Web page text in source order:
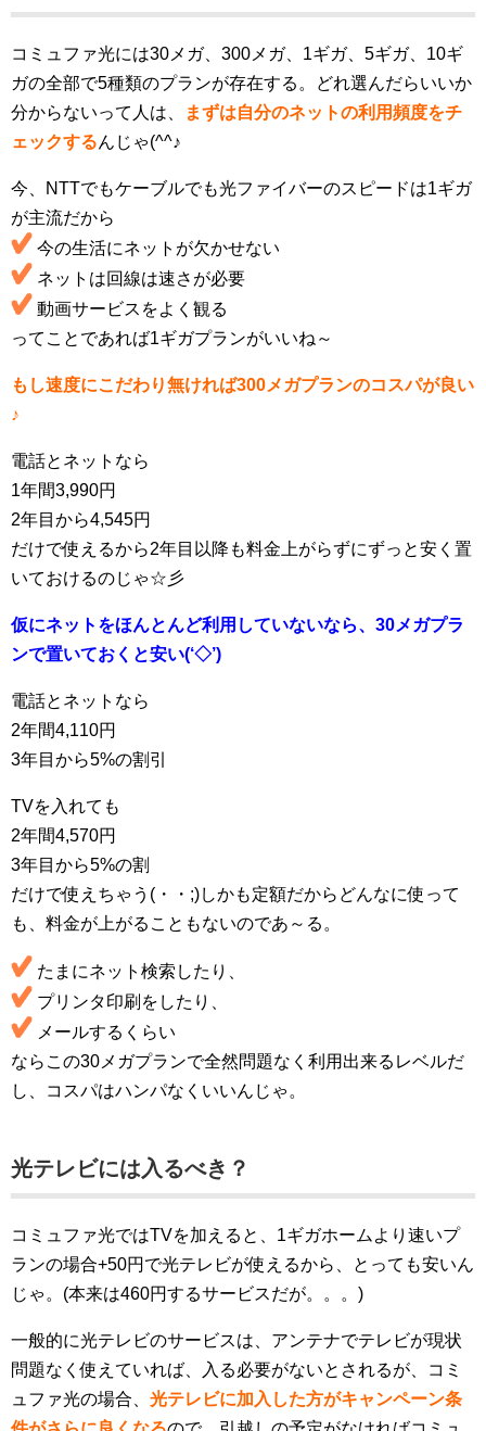
コミュファ光には30メガ、300メガ、1ギガ、5ギガ、10ギ
ガの全部で5種類のプランが存在する。
どれ選んだらいいか
分からないって人は、
まずは自分のネットの利用頻度をチ
ェックするんじゃ(^^♪
今、NTTでもケーブルでも光ファイバーのスピードは1ギガ
が主流だから
今の生活にネットが欠かせない
ネットは回線は速さが必要
動画サービスをよく観る
ってことであれば1ギガプランがいいね～
もし速度にこだわり無ければ300メガプランのコスパが良い
♪
電話とネットなら
1年間3,990円
2年目から4,545円
だけで使えるから2年目以降も料金上がらずにずっと安く置
いておけるのじゃ☆彡
仮にネットをほんとんど利用していないなら、30メガプラ
ンで置いておくと安い(‘◇’)ゞ
電話とネットなら
2年間4,110円
3年目から5%の割引
TVを入れても
2年間4,570円
3年目から5%の割
だけで使えちゃう(・・;)しかも定額だからどんなに使って
も、料金が上がることもないのであ～る。
たまにネット検索したり、
プリンタ印刷をしたり、
メールするくらい
ならこの30メガプランで全然問題なく利用出来るレベルだ
し、コスパはハンパなくいいんじゃ。
光テレビには入るべき？
コミュファ光ではTVを加えると、1ギガホームより速いプ
ランの場合+50円で光テレビが使えるから、とっても安いん
じゃ。(本来は460円するサービスだが。。。)
一般的に光テレビのサービスは、アンテナでテレビが現状
問題なく使えていれば、入る必要がないとされるが、コミ
ュファ光の場合、 光テレビに加入した方がキャンペーン条